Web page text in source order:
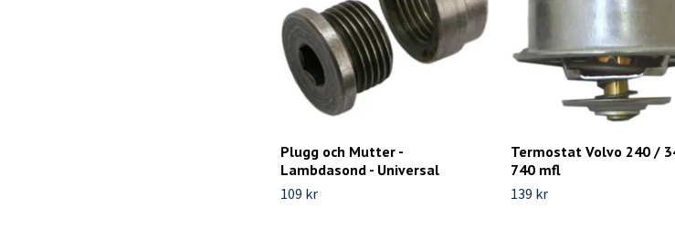
Plugg och Mutter -
Lambdasond - Universal
109 kr
Termostat Volvo 240 /
740 mfl
139 kr